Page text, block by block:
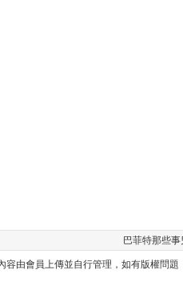
巴菲特那些
容由會員上傳並自行管理，如有版權問